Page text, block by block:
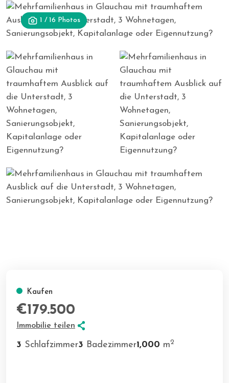
1 / 16 Photos
Kaufen
€179.500
Immobilie teilen
3 Schlafzimmer3 Badezimmer1,000 m2